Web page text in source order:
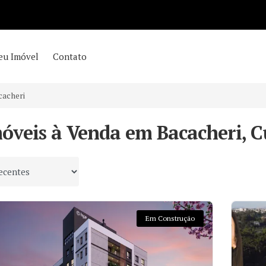
Imóvel Contato
à Venda em Bacacheri,
Em Construção